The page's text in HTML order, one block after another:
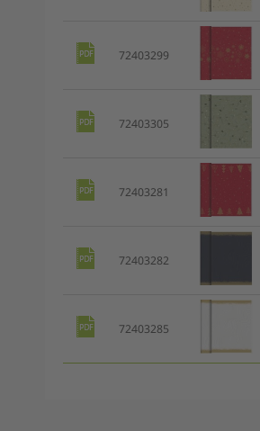
72403299
72403305
72403281
72403282
72403285